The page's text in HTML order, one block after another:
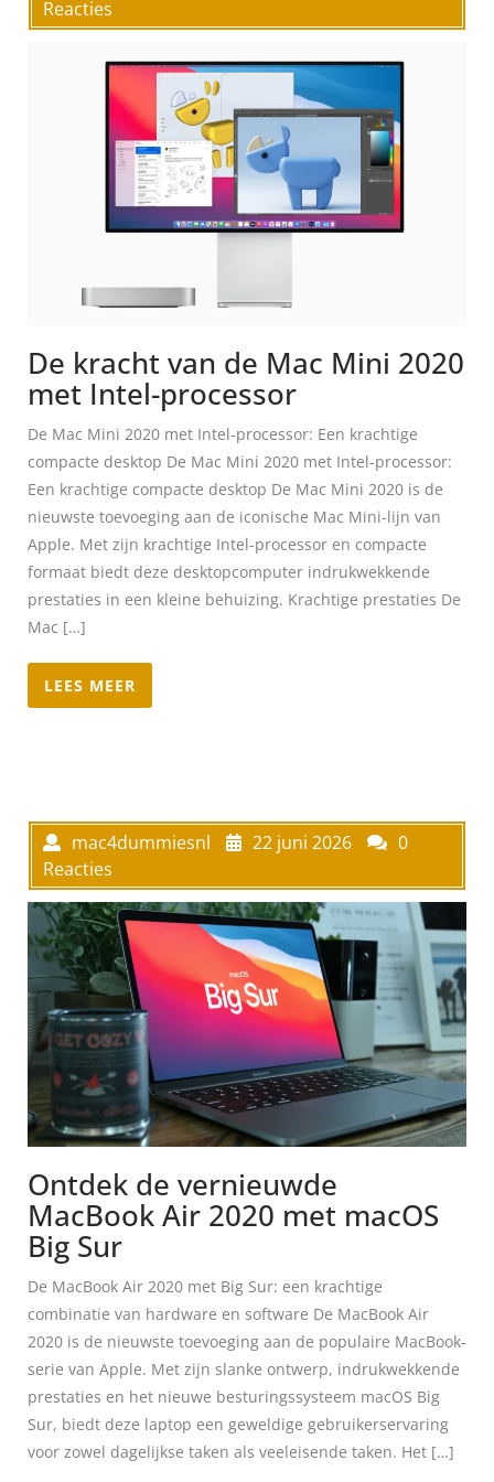
Reacties
De kracht van de Mac Mini 2020
met Intel-processor
De Mac Mini 2020 met Intel-processor: Een krachtige
compacte desktop De Mac Mini 2020 met Intel-processor:
Een krachtige compacte desktop De Mac Mini 2020 is de
nieuwste toevoeging aan de iconische Mac Mini-lijn van
Apple. Met zijn krachtige Intel-processor en compacte
formaat biedt deze desktopcomputer indrukwekkende
prestaties in een kleine behuizing. Krachtige prestaties De
Mac […]
LEES MEER
mac4dummiesnl 22 juni 2026
0
Reacties
Ontdek de vernieuwde
MacBook Air 2020 met macOS
Big Sur
De MacBook Air 2020 met Big Sur: een krachtige
combinatie van hardware en software De MacBook Air
2020 is de nieuwste toevoeging aan de populaire MacBook-
serie van Apple. Met zijn slanke ontwerp, indrukwekkende
prestaties en het nieuwe besturingssysteem macOS Big
Sur, biedt deze laptop een geweldige gebruikerservaring
voor zowel dagelijkse taken als veeleisende taken. Het […]